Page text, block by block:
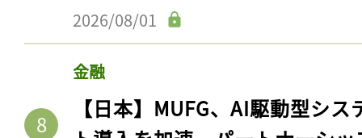
2026/08/01
金融
【日本】MUFG、AI駆動型シ